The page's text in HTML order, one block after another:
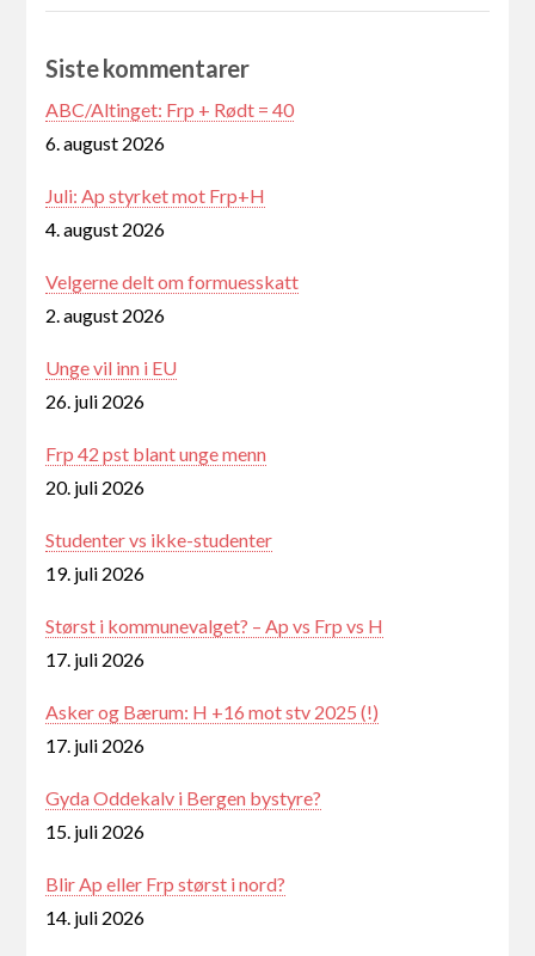
Siste kommentarer
ABC/Altinget: Frp + Rødt = 40
6. august 2026
Juli: Ap styrket mot Frp+H
4. august 2026
Velgerne delt om formuesskatt
2. august 2026
Unge vil inn i EU
26. juli 2026
Frp 42 pst blant unge menn
20. juli 2026
Studenter vs ikke-studenter
19. juli 2026
Størst i kommunevalget? – Ap vs Frp vs H
17. juli 2026
Asker og Bærum: H +16 mot stv 2025 (!)
17. juli 2026
Gyda Oddekalv i Bergen bystyre?
15. juli 2026
Blir Ap eller Frp størst i nord?
14. juli 2026